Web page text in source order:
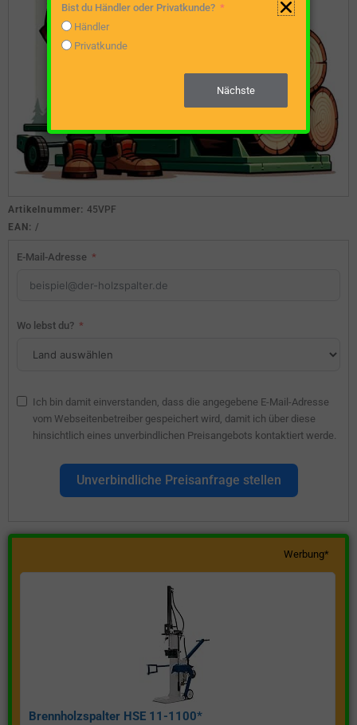
Artikelnummer: 45VPF
EAN: /
E-Mail-Adresse
Wo lebst du?
Ich bin damit einverstanden, dass die angegebene E-Mail-Adresse
vom Webseitenbetreiber gespeichert wird, damit ich über diese
hinsichtlich eines unverbindlichen Preisangebots kontaktiert werde.
Unverbindliche Preisanfrage stellen
Werbung*
Brennholzspalter HSE 11-1100*
Bist du Händler oder Privatkunde?
Händler
Privatkunde
Nächste